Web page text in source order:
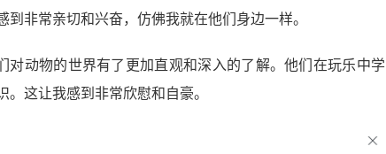
非常亲切和兴奋，仿佛我就在他们身边一样。
对动物的世界有了更加直观和深入的了解。他们在玩乐中学
这让我感到非常欣慰和自豪。